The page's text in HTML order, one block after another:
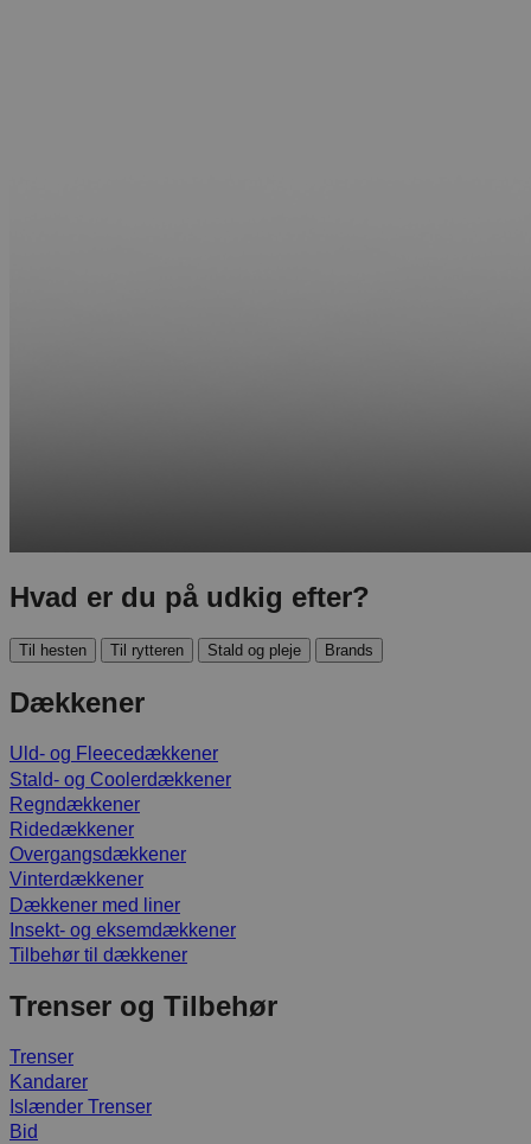
Hvad er du på udkig efter?
Til hesten Til rytteren Stald og pleje Brands
Dækkener
Uld- og Fleecedækkener
Stald- og Coolerdækkener
Regndækkener
Ridedækkener
Overgangsdækkener
Vinterdækkener
Dækkener med liner
Insekt- og eksemdækkener
Tilbehør til dækkener
Trenser og Tilbehør
Trenser
Kandarer
Islænder Trenser
Bid